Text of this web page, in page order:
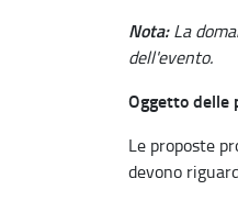
Nota:La
dell'evento.
Oggetto delle
Le proposte
devono